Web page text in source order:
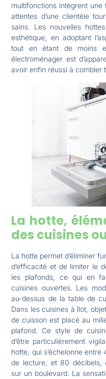
multifonctions intègrent
attentes d’une clientèle
sains. Les nouvelles
esthétique, en adoptant
tout en étant de moins
électroménager est
avoir enfin réussi à combler
La hotte,
des cuisines
La hotte permet d’éliminer
d’efficacité et de limiter le
les plafonds, ce qui en
cuisines ouvertes. Les
au-dessus de la table de
Dans les cuisines à îlot,
de cuisson est placé au
plafond. Ce style de
d’être particulièrement
hotte, qui s’échelonne entre
de lecture, et 80 décibels,
sur un boulevard. La